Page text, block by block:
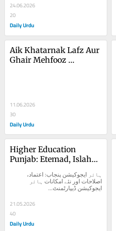
24.06.2026
20
Daily Urdu
Aik Khatarnak Lafz Aur
Ghair Mehfooz
11.06.2026
30
Daily Urdu
Higher Education
Punjab: Etemad, Islahat
ایجوکیشن ڈیپارٹمنٹ...
21.05.2026
40
Daily Urdu